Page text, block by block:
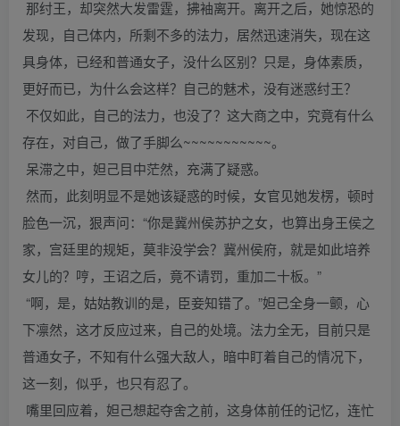
那纣王，却突然大发雷霆，拂袖离开。离开之后，她惊恐的
发现，自己体内，所剩不多的法力，居然迅速消失，现在这
具身体，已经和普通女子，没什么区别？只是，身体素质，
更好而已，为什么会这样？自己的魅术，没有迷惑纣王？
不仅如此，自己的法力，也没了？这大商之中，究竟有什么
存在，对自己，做了手脚么~~~~~~~~~~~。
呆滞之中，妲己目中茫然，充满了疑惑。
然而，此刻明显不是她该疑惑的时候，女官见她发楞，顿时
脸色一沉，狠声问：“你是冀州侯苏护之女，也算出身王侯之
家，宫廷里的规矩，莫非没学会？冀州侯府，就是如此培养
女儿的？哼，王诏之后，竟不请罚，重加二十板。”
“啊，是，姑姑教训的是，臣妾知错了。”妲己全身一颤，心
下凛然，这才反应过来，自己的处境。法力全无，目前只是
普通女子，不知有什么强大敌人，暗中盯着自己的情况下，
这一刻，似乎，也只有忍了。
嘴里回应着，妲己想起夺舍之前，这身体前任的记忆，连忙